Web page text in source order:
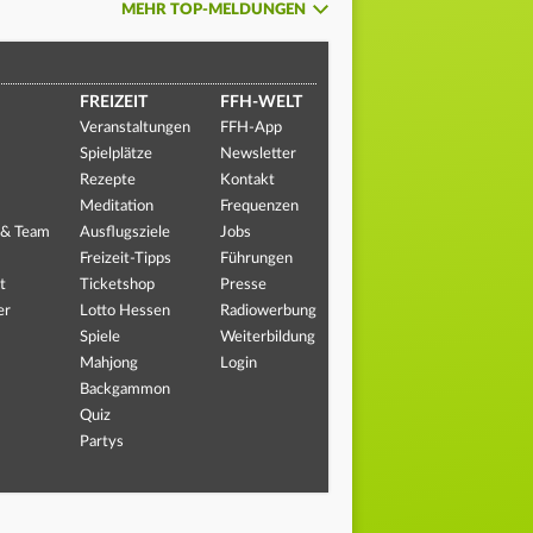
MEHR TOP-MELDUNGEN
Team
FREIZEIT
Veranstaltungen
Spielplätze
Rezepte
Meditation
Ausflugsziele
Freizeit-Tipps
Ticketshop
Lotto Hessen
Spiele
Mahjong
Backgammon
Quiz
Partys
FFH-WELT
FFH-App
Newsletter
Kontakt
Frequenzen
Jobs
Führungen
Presse
Radiowerbung
Weiterbildung
Login